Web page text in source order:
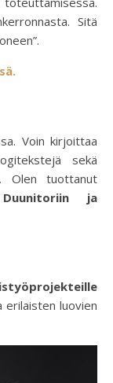
Sitä
Voin kirjoittaa
sekä
Olen tuottanut
ja
erilaisten luovien